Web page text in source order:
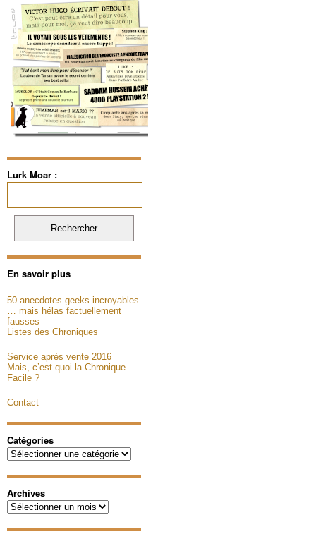
Lurk Moar :
En savoir plus
50 anecdotes geeks incroyables
… mais hélas factuellement
fausses
Listes des Chroniques
Service après vente 2016
Mais, c’est quoi la Chronique
Facile ?
Contact
Catégories
Catégories
Archives
Archives